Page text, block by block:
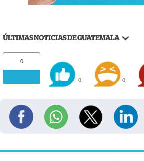
ÚLTIMAS NOTICIAS DE GUATEMALA
0
0 0